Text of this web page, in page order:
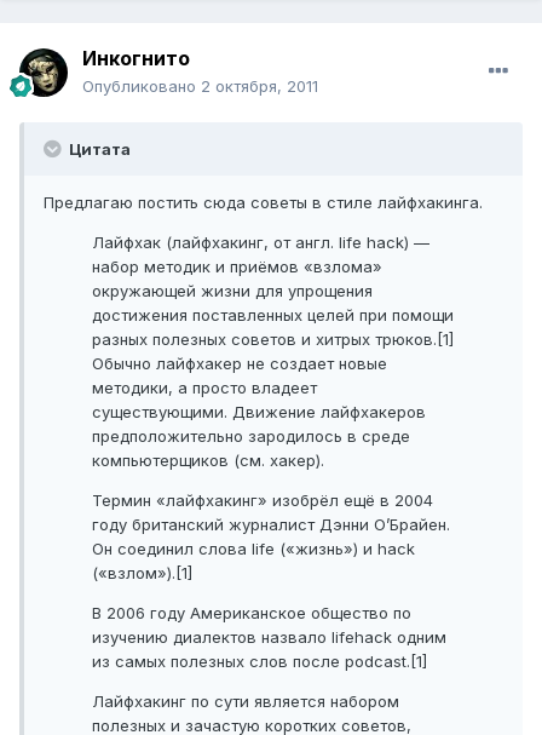
Инкогнито
Опубликовано 2 октября, 2011
Цитата
Предлагаю постить сюда советы в стиле лайфхакинга.
Лайфхак (лайфхакинг, от англ. life hack) —
набор методик и приёмов «взлома»
окружающей жизни для упрощения
достижения поставленных целей при помощи
разных полезных советов и хитрых трюков.[1]
Обычно лайфхакер не создает новые
методики, а просто владеет
существующими. Движение лайфхакеров
предположительно зародилось в среде
компьютерщиков (см. хакер).
Термин «лайфхакинг» изобрёл ещё в 2004
году британский журналист Дэнни О’Брайен.
Он соединил слова life («жизнь») и hack
(«взлом»).[1]
В 2006 году Американское общество по
изучению диалектов назвало lifehack одним
из самых полезных слов после podcast.[1]
Лайфхакинг по сути является набором
полезных и зачастую коротких советов,